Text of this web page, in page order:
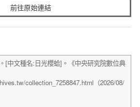
前往原始連結